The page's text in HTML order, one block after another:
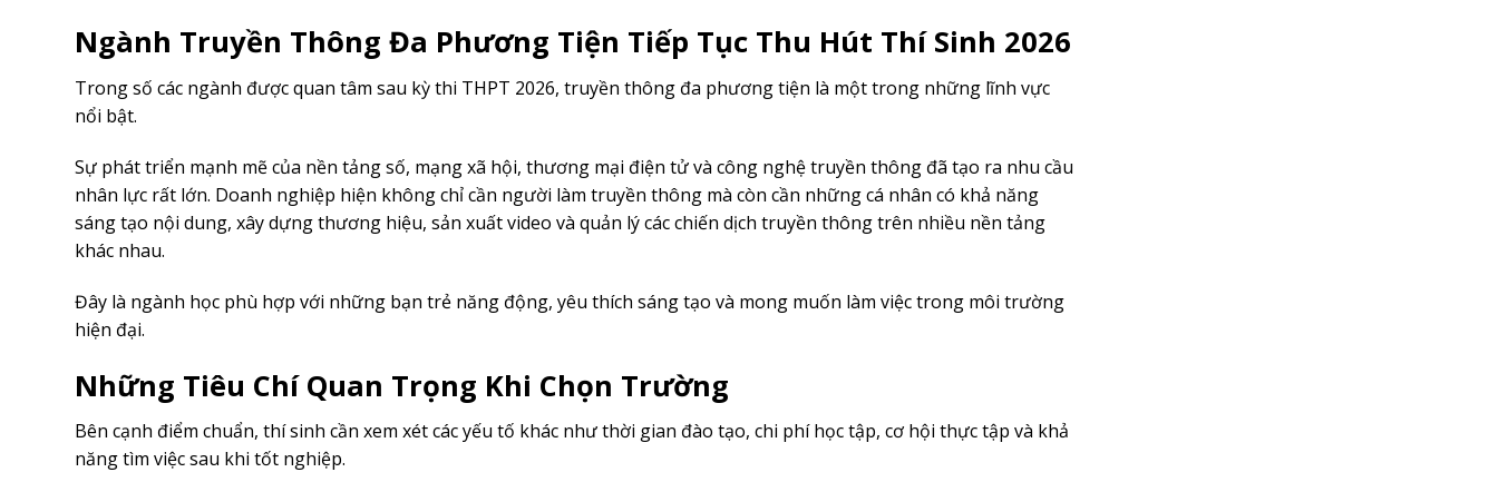
Ngành Truyền Thông Đa Phương Tiện Tiếp Tục Thu Hút Thí Sinh 2026
Trong số các ngành được quan tâm sau kỳ thi THPT 2026, truyền thông đa phương tiện là một trong những lĩnh vực
nổi bật.
Sự phát triển mạnh mẽ của nền tảng số, mạng xã hội, thương mại điện tử và công nghệ truyền thông đã tạo ra nhu cầu
nhân lực rất lớn. Doanh nghiệp hiện không chỉ cần người làm truyền thông mà còn cần những cá nhân có khả năng
sáng tạo nội dung, xây dựng thương hiệu, sản xuất video và quản lý các chiến dịch truyền thông trên nhiều nền tảng
khác nhau.
Đây là ngành học phù hợp với những bạn trẻ năng động, yêu thích sáng tạo và mong muốn làm việc trong môi trường
hiện đại.
Những Tiêu Chí Quan Trọng Khi Chọn Trường
Bên cạnh điểm chuẩn, thí sinh cần xem xét các yếu tố khác như thời gian đào tạo, chi phí học tập, cơ hội thực tập và khả
năng tìm việc sau khi tốt nghiệp.